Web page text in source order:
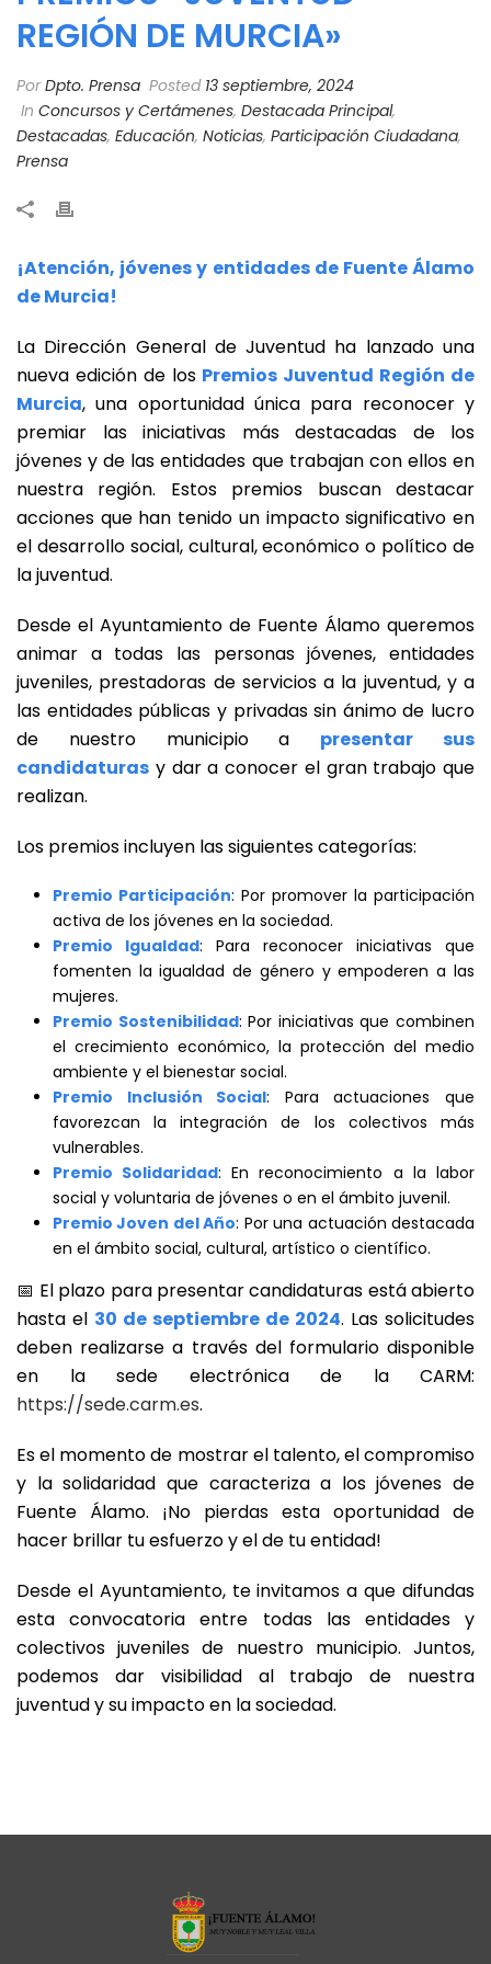
REGIÓN DE MURCIA»
PorDpto. Prensa Posted 13 septiembre, 2024
In Concursos y Certámenes, Destacada Principal,
Destacadas, Educación, Noticias, Participación Ciudadana,
Prensa
¡Atención, jóvenes y entidades de Fuente Álamo
de Murcia!
La Dirección General de Juventud ha lanzado una
nueva edición de los Premios Juventud Región de
Murcia, una oportunidad única para reconocer y
premiar las iniciativas más destacadas de los
jóvenes y de las entidades que trabajan con ellos en
nuestra región. Estos premios buscan destacar
acciones que han tenido un impacto significativo en
el desarrollo social, cultural, económico o político de
la juventud.
Desde el Ayuntamiento de Fuente Álamo queremos
animar a todas las personas jóvenes, entidades
juveniles, prestadoras de servicios a la juventud, y a
las entidades públicas y privadas sin ánimo de lucro
de nuestro municipio a presentar sus
candidaturas y dar a conocer el gran trabajo que
realizan.
Los premios incluyen las siguientes categorías:
Premio Participación: Por promover la participación
activa de los jóvenes en la sociedad.
Premio Igualdad: Para reconocer iniciativas que
fomenten la igualdad de género y empoderen a las
mujeres.
Premio Sostenibilidad: Por iniciativas que combinen
el crecimiento económico, la protección del medio
ambiente y el bienestar social.
Premio Inclusión Social: Para actuaciones que
favorezcan la integración de los colectivos más
vulnerables.
Premio Solidaridad: En reconocimiento a la labor
social y voluntaria de jóvenes o en el ámbito juvenil.
Premio Joven del Año: Por una actuación destacada
en el ámbito social, cultural, artístico o científico.
📅 El plazo para presentar candidaturas está abierto
hasta el 30 de septiembre de 2024. Las solicitudes
deben realizarse a través del formulario disponible
en la sede electrónica de la CARM:
https://sede.carm.es.
Es el momento de mostrar el talento, el compromiso
y la solidaridad que caracteriza a los jóvenes de
Fuente Álamo. ¡No pierdas esta oportunidad de
hacer brillar tu esfuerzo y el de tu entidad!
Desde el Ayuntamiento, te invitamos a que difundas
esta convocatoria entre todas las entidades y
colectivos juveniles de nuestro municipio. Juntos,
podemos dar visibilidad al trabajo de nuestra
juventud y su impacto en la sociedad.